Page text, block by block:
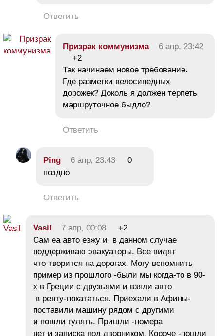
Ответить
Призрак коммунизма
6 апр, 23:42
+2
Так начинаем новое требование.
Где разметки велосипедных
дорожек? Доколь я должен терпеть
маршруточное быдло?
Ответить
Ping 6 апр, 23:43
0
поздно
Ответить
Vasil 7 апр, 00:08
+2
Сам еа авто езжу и в данном случае
поддерживаю эвакуаторы. Все видят
что творится на дорогах. Могу вспомнить
пример из прошлого -были мы когда-то в 90-
х в Греции с друзьями и взяли авто
в ренту-покататься. Приехали в Афины-
поставили машину рядом с другими
и пошли гулять. Пришли -номера
нет и записка под дворником. Короче -пошли